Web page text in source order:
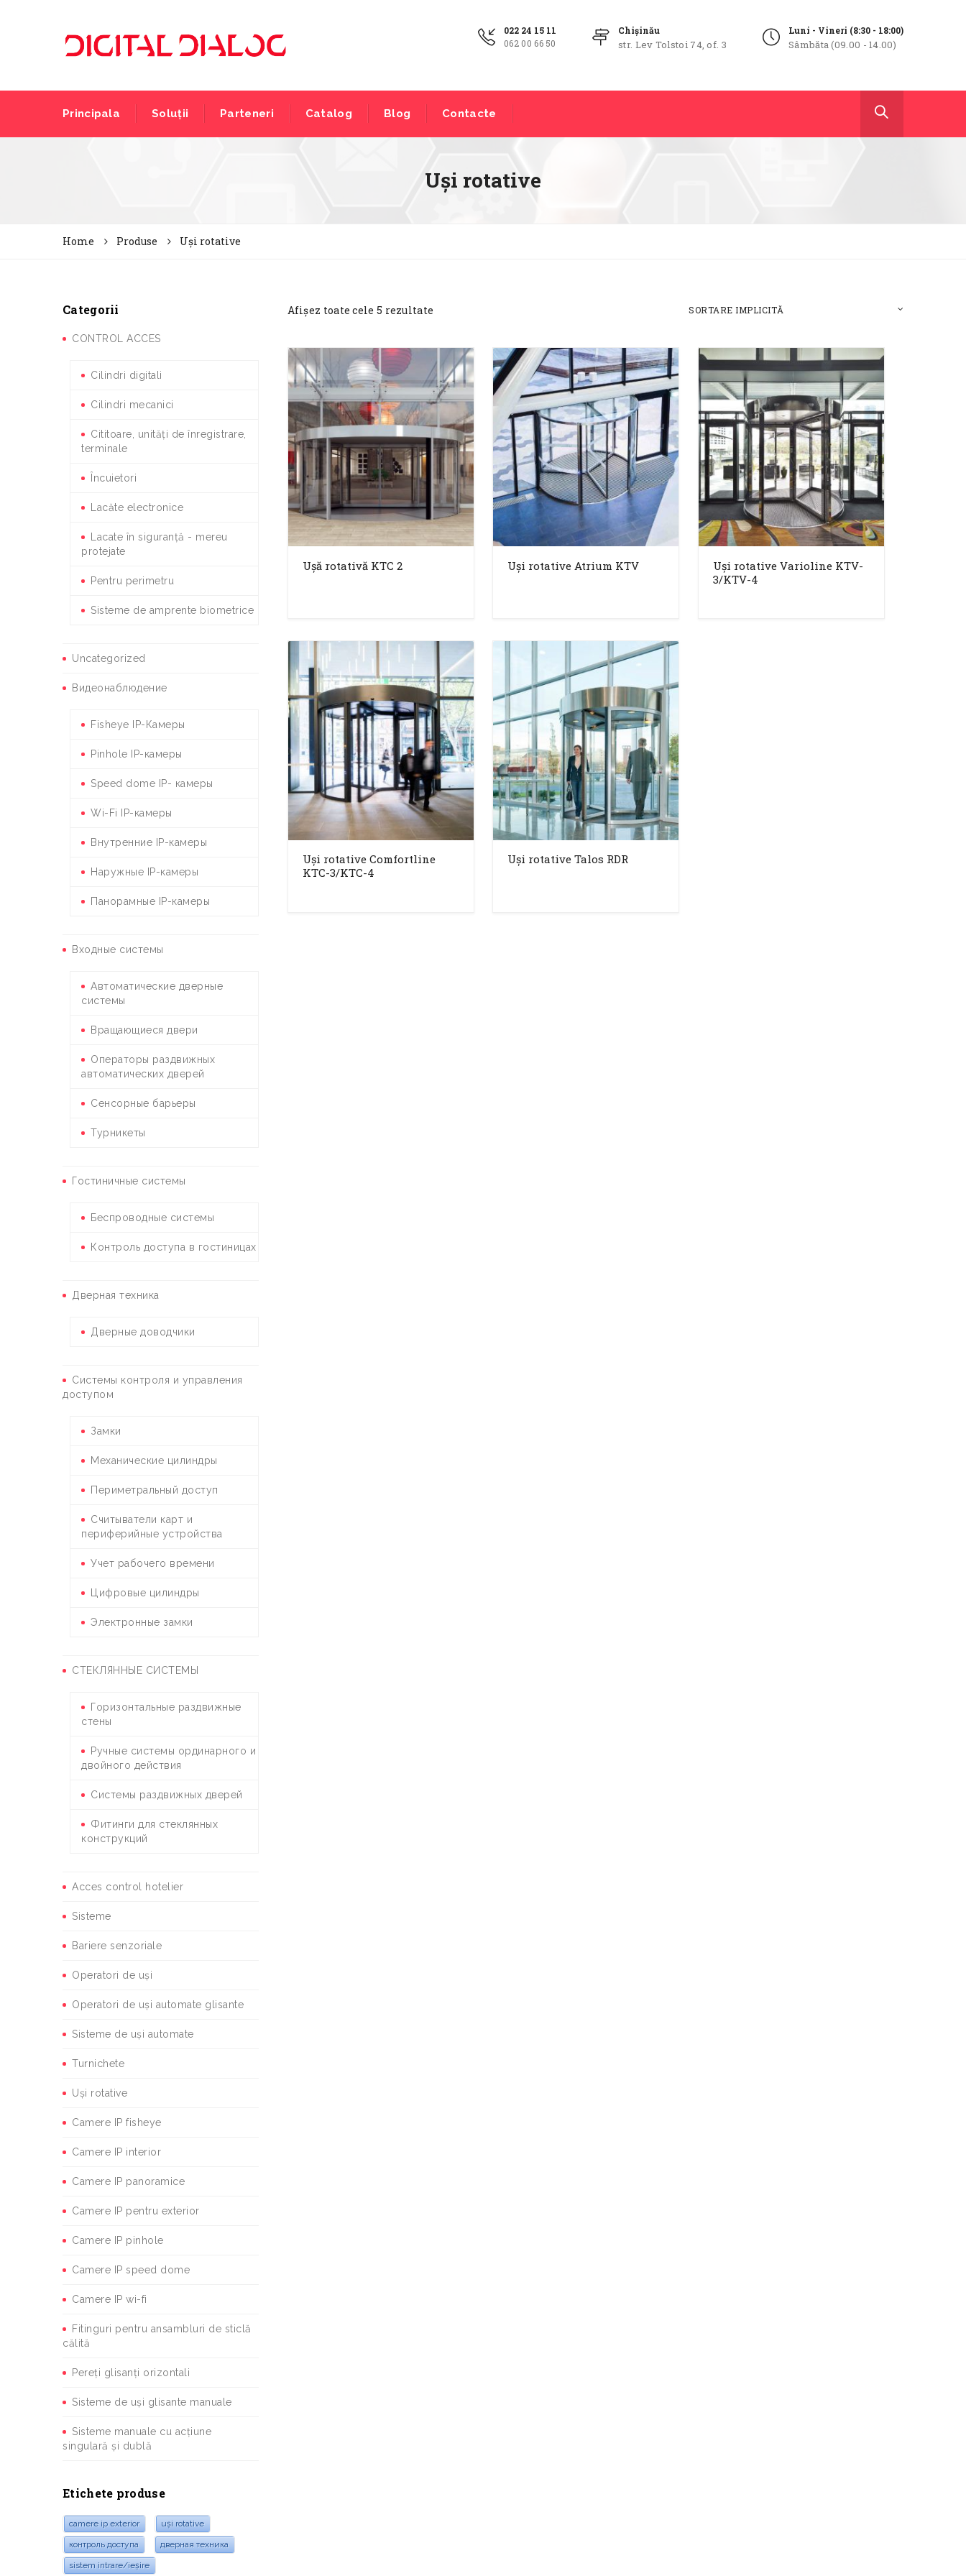
022 24 15 11
062 00 66 50
Chișinău
str. Lev Tolstoi 74, of. 3
Luni - Vineri (8:30 - 18:00)
Sâmbăta (09.00 - 14.00)
Principala Soluții Parteneri Catalog Blog Contacte
Uși rotative
Home Produse Uși rotative
Categorii
CONTROL ACCES
Cilindri digitali
Cilindri mecanici
Cititoare, unități de înregistrare,
terminale
Încuietori
Lacăte electronice
Lacate în siguranță - mereu
protejate
Pentru perimetru
Sisteme de amprente biometrice
Uncategorized
Видеонаблюдение
Fisheye IP-Камеры
Pinhole IP-камеры
Speed dome IP- камеры
Wi-Fi IP-камеры
Внутренние IP-камеры
Наружные IP-камеры
Панорамные IP-камеры
Входные системы
Автоматические дверные
системы
Вращающиеся двери
Операторы раздвижных
автоматических дверей
Сенсорные барьеры
Турникеты
Гостиничные системы
Беспроводные системы
Контроль доступа в гостиницах
Дверная техника
Дверные доводчики
Системы контроля и управления
доступом
Замки
Механические цилиндры
Периметральный доступ
Считыватели карт и
периферийные устройства
Учет рабочего времени
Цифровые цилиндры
Электронные замки
СТЕКЛЯННЫЕ СИСТЕМЫ
Горизонтальные раздвижные
стены
Ручные системы ординарного и
двойного действия
Системы раздвижных дверей
Фитинги для стеклянных
конструкций
Acces control hotelier
Sisteme
Bariere senzoriale
Operatori de uși
Operatori de uși automate glisante
Sisteme de uși automate
Turnichete
Uși rotative
Camere IP fisheye
Camere IP interior
Camere IP panoramice
Camere IP pentru exterior
Camere IP pinhole
Camere IP speed dome
Camere IP wi-fi
Fitinguri pentru ansambluri de sticlă
călită
Pereți glisanți orizontali
Sisteme de uși glisante manuale
Sisteme manuale cu acțiune
singulară și dublă
Etichete produse
camere ip exterior uși rotative
контроль доступа дверная техника
sistem intrare/ieșire
Afișez toate cele 5 rezultate
Ușă rotativă KTC 2 Uși rotative Atrium KTV
Uși rotative Varioline KTV-
3/KTV-4
Uși rotative Comfortline
KTC-3/KTC-4
Uși rotative Talos RDR